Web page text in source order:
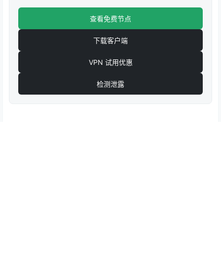
查看免费节点
下载客户端
VPN 试用优惠
检测泄露